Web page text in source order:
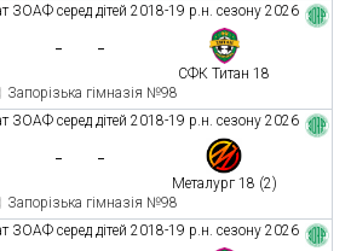
ЗОАФ серед дітей 2018-19 р.н. сезону 2026
- -
СФК Титан 18
Запорізька гімназія №98
ЗОАФ серед дітей 2018-19 р.н. сезону 2026
- -
Металург 18 (2)
Запорізька гімназія №98
ЗОАФ серед дітей 2018-19 р.н. сезону 2026